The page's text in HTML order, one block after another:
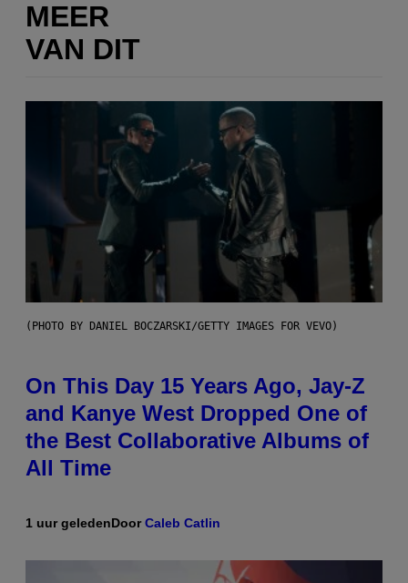
MEER
VAN DIT
(PHOTO BY DANIEL BOCZARSKI/GETTY IMAGES FOR VEVO)
On This Day 15 Years Ago, Jay-Z
and Kanye West Dropped One of
the Best Collaborative Albums of
All Time
1 uur geledenDoorCaleb Catlin